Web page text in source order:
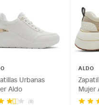
Urbanas
Aldo
(8)
ALDO
Mujer